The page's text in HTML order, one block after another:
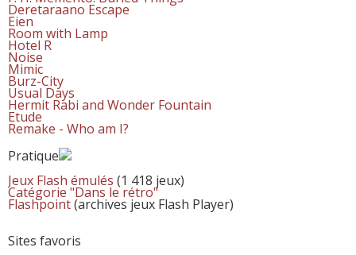
Deretaraano Escape
Eien
Room with Lamp
Hotel R
Noise
Mimic
Burz-City
Usual Days
Hermit Rabi and Wonder Fountain
Etude
Remake - Who am I?
Pratique
Jeux Flash émulés (1 418 jeux)
Catégorie "Dans le rétro"
Flashpoint(archives jeux Flash Player)
Sites favoris